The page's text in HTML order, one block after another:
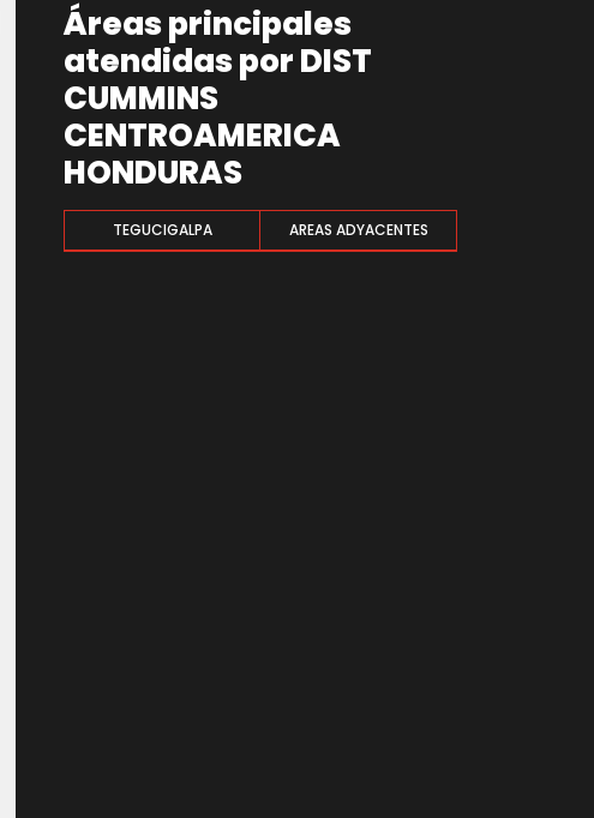
Áreas principales
atendidas por DIST
CUMMINS
CENTROAMERICA
HONDURAS
TEGUCIGALPA AREAS ADYACENTES